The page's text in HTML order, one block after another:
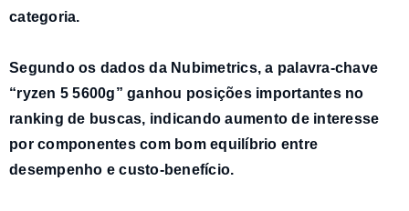
categoria.
Segundo os dados da Nubimetrics, a palavra-chave
“ryzen 5 5600g” ganhou posições importantes no
ranking de buscas, indicando aumento de interesse
por componentes com bom equilíbrio entre
desempenho e custo-benefício.